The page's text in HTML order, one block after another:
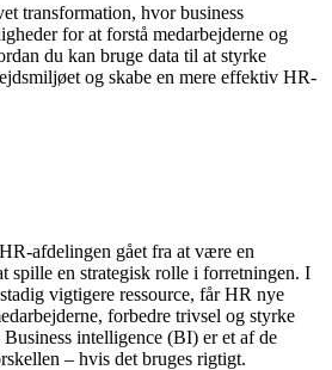
transformation, hvor business
for at forstå medarbejderne og
du kan bruge data til at styrke
og skabe en mere effektiv HR-
afdelingen gået fra at være en
spille en strategisk rolle i forretningen. I
vigtigere ressource, får HR nye
forbedre trivsel og styrke
Business intelligence (BI) er et af de
– hvis det bruges rigtigt.